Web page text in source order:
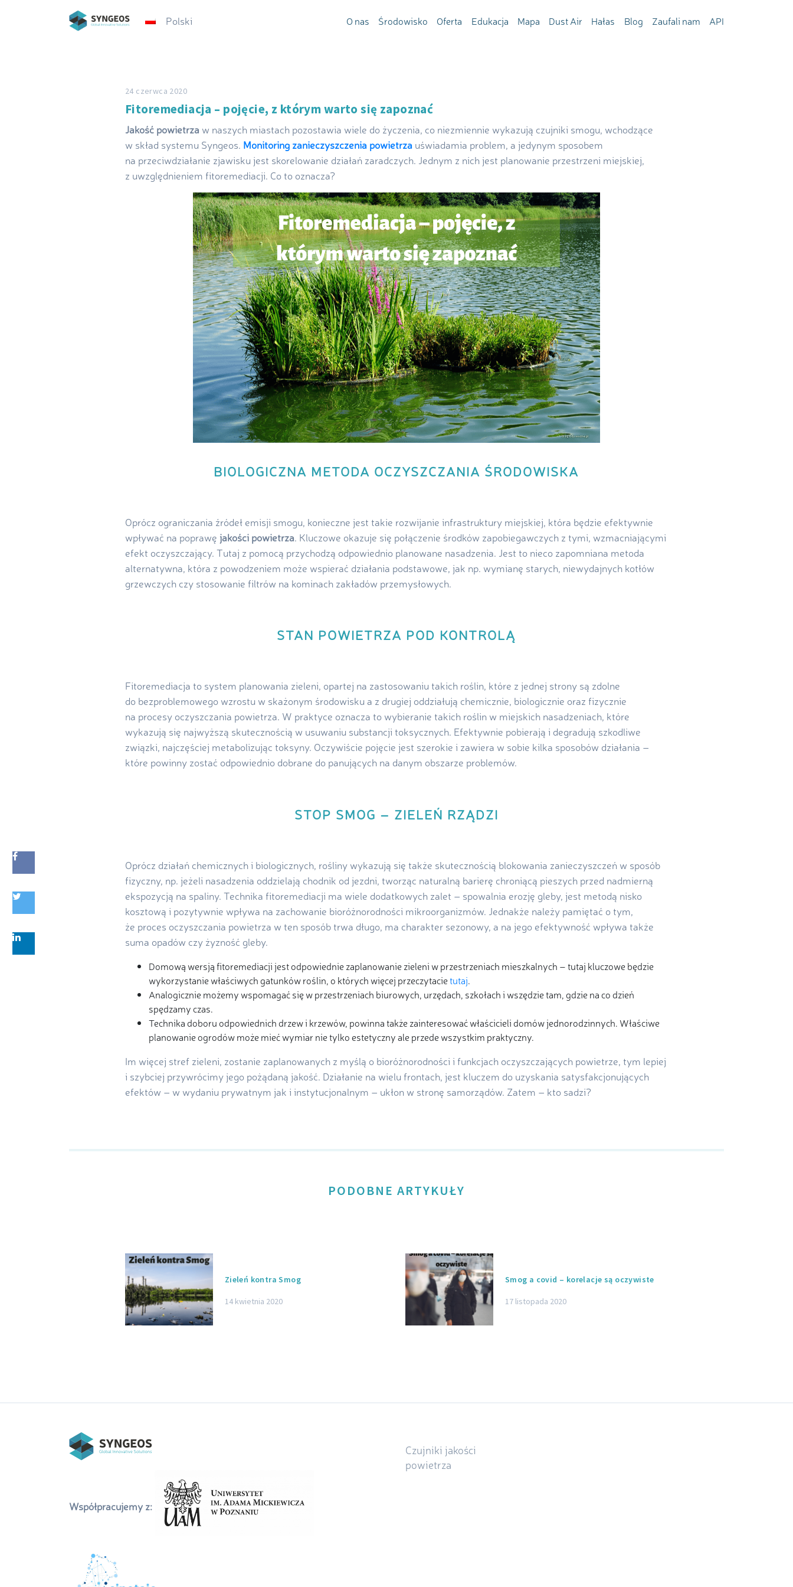
Polski O nas Środowisko Oferta Edukacja Mapa Dust Air Hałas Blog Zaufali nam API
24 czerwca 2020
Fitoremediacja – pojęcie, z którym warto się zapoznać
Jakość powietrza w naszych miastach pozostawia wiele do życzenia, co niezmiennie wykazują czujniki smogu, wchodzące
w skład systemu Syngeos. Monitoring zanieczyszczenia powietrzauświadamia problem, a jedynym sposobem
na przeciwdziałanie zjawisku jest skorelowanie działań zaradczych. Jednym z nich jest planowanie przestrzeni miejskiej,
z uwzględnieniem fitoremediacji. Co to oznacza?
BIOLOGICZNA METODA OCZYSZCZANIA ŚRODOWISKA
Oprócz ograniczania źródeł emisji smogu, konieczne jest takie rozwijanie infrastruktury miejskiej, która będzie efektywnie
wpływać na poprawę jakości powietrza. Kluczowe okazuje się połączenie środków zapobiegawczych z tymi, wzmacniającymi
efekt oczyszczający. Tutaj z pomocą przychodzą odpowiednio planowane nasadzenia. Jest to nieco zapomniana metoda
alternatywna, która z powodzeniem może wspierać działania podstawowe, jak np. wymianę starych, niewydajnych kotłów
grzewczych czy stosowanie filtrów na kominach zakładów przemysłowych.
STAN POWIETRZA POD KONTROLĄ
Fitoremediacja to system planowania zieleni, opartej na zastosowaniu takich roślin, które z jednej strony są zdolne
do bezproblemowego wzrostu w skażonym środowisku a z drugiej oddziałują chemicznie, biologicznie oraz fizycznie
na procesy oczyszczania powietrza. W praktyce oznacza to wybieranie takich roślin w miejskich nasadzeniach, które
wykazują się najwyższą skutecznością w usuwaniu substancji toksycznych. Efektywnie pobierają i degradują szkodliwe
związki, najczęściej metabolizując toksyny. Oczywiście pojęcie jest szerokie i zawiera w sobie kilka sposobów działania –
które powinny zostać odpowiednio dobrane do panujących na danym obszarze problemów.
STOP SMOG – ZIELEŃ RZĄDZI
Oprócz działań chemicznych i biologicznych, rośliny wykazują się także skutecznością blokowania zanieczyszczeń w sposób
fizyczny, np. jeżeli nasadzenia oddzielają chodnik od jezdni, tworząc naturalną barierę chroniącą pieszych przed nadmierną
ekspozycją na spaliny. Technika fitoremediacji ma wiele dodatkowych zalet – spowalnia erozję gleby, jest metodą nisko
kosztową i pozytywnie wpływa na zachowanie bioróżnorodności mikroorganizmów. Jednakże należy pamiętać o tym,
że proces oczyszczania powietrza w ten sposób trwa długo, ma charakter sezonowy, a na jego efektywność wpływa także
suma opadów czy żyzność gleby.
Domową wersją fitoremediacji jest odpowiednie zaplanowanie zieleni w przestrzeniach mieszkalnych – tutaj kluczowe będzie
wykorzystanie właściwych gatunków roślin, o których więcej przeczytacietutaj.
Analogicznie możemy wspomagać się w przestrzeniach biurowych, urzędach, szkołach i wszędzie tam, gdzie na co dzień
spędzamy czas.
Technika doboru odpowiednich drzew i krzewów, powinna także zainteresować właścicieli domów jednorodzinnych. Właściwe
planowanie ogrodów może mieć wymiar nie tylko estetyczny ale przede wszystkim praktyczny.
Im więcej stref zieleni, zostanie zaplanowanych z myślą o bioróżnorodności i funkcjach oczyszczających powietrze, tym lepiej
i szybciej przywrócimy jego pożądaną jakość. Działanie na wielu frontach, jest kluczem do uzyskania satysfakcjonujących
efektów – w wydaniu prywatnym jak i instytucjonalnym – ukłon w stronę samorządów. Zatem – kto sadzi?
PODOBNE ARTYKUŁY
Zieleń kontra Smog
14 kwietnia 2020
Smog a covid – korelacje są oczywiste
17 listopada 2020
Współpracujemy z:
Czujniki jakości
powietrza